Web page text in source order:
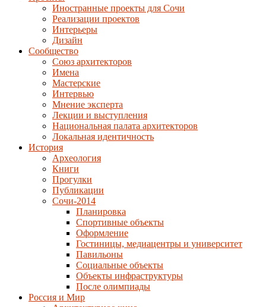
Иностранные проекты для Сочи
Реализации проектов
Интерьеры
Дизайн
Сообщество
Союз архитекторов
Имена
Мастерские
Интервью
Мнение эксперта
Лекции и выступления
Национальная палата архитекторов
Локальная идентичность
История
Археология
Книги
Прогулки
Публикации
Сочи-2014
Планировка
Спортивные объекты
Оформление
Гостиницы, медиацентры и университет
Павильоны
Социальные объекты
Объекты инфраструктуры
После олимпиады
Россия и Мир